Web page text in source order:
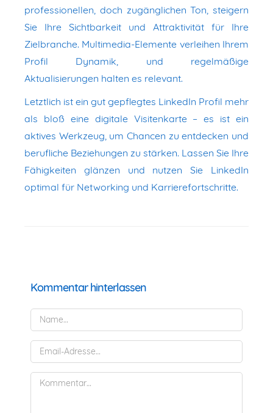
professionellen, doch zugänglichen Ton, steigern
Sie Ihre Sichtbarkeit und Attraktivität für Ihre
Zielbranche. Multimedia-Elemente verleihen Ihrem
Profil Dynamik, und regelmäßige
Aktualisierungen halten es relevant.
Letztlich ist ein gut gepflegtes LinkedIn Profil mehr
als bloß eine digitale Visitenkarte – es ist ein
aktives Werkzeug, um Chancen zu entdecken und
berufliche Beziehungen zu stärken. Lassen Sie Ihre
Fähigkeiten glänzen und nutzen Sie LinkedIn
optimal für Networking und Karrierefortschritte.
Kommentar hinterlassen